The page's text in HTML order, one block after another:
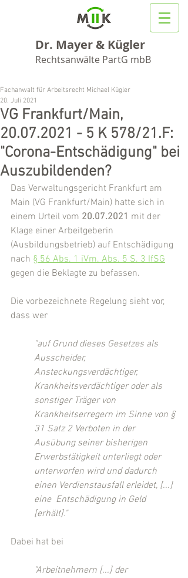
Dr. Mayer & Kügler
Rechtsanwälte PartG mbB
VG Frankfurt/Main,
20.07.2021 - 5 K 578/21.F:
"Corona-Entschädigung" bei
Auszubildenden?
Fachanwalt für Arbeitsrecht Michael Kügler
20. Juli 2021
Das Verwaltungsgericht Frankfurt am
Main (VG Frankfurt/Main) hatte sich in
einem Urteil vom 20.07.2021 mit der
Klage einer Arbeitgeberin
(Ausbildungsbetrieb) auf Entschädigung
nach § 56 Abs. 1 iVm. Abs. 5 S. 3 IfSG
gegen die Beklagte zu befassen.
Die vorbezeichnete Regelung sieht vor,
dass wer
"auf Grund dieses Gesetzes als
Ausscheider,
Ansteckungsverdächtiger,
Krankheitsverdächtiger oder als
sonstiger Träger von
Krankheitserregern im Sinne von §
31 Satz 2 Verboten in der
Ausübung seiner bisherigen
Erwerbstätigkeit unterliegt oder
unterworfen wird und dadurch
einen Verdienstausfall erleidet, [...]
eine  Entschädigung in Geld
[erhält]."
Dabei hat bei
"Arbeitnehmern [...] der